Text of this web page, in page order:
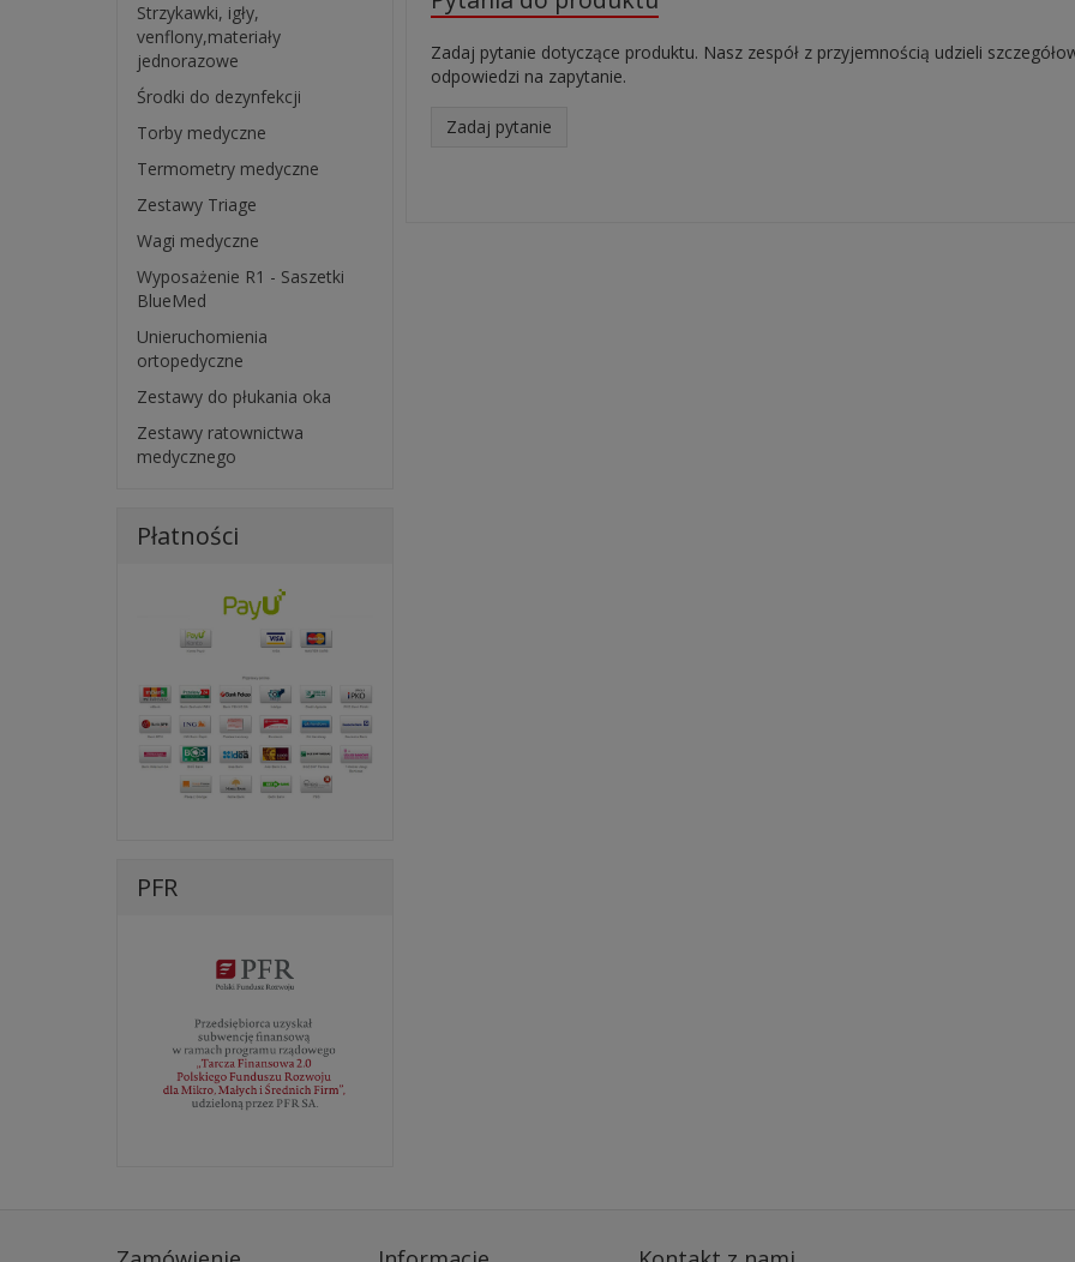
Zadaj pytanie dotyczące produktu. Nasz zespół z przyjemnością udzieli
odpowiedzi na zapytanie.
Zadaj pytanie
Strzykawki, igły,
venflony,materiały
jednorazowe
Środki do dezynfekcji
Torby medyczne
Termometry medyczne
Zestawy Triage
Wagi medyczne
Wyposażenie R1 - Saszetki
BlueMed
Unieruchomienia
ortopedyczne
Zestawy do płukania oka
Zestawy ratownictwa
medycznego
Płatności
PFR